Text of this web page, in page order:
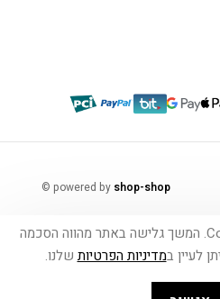
©️ powered by shop-shop
אתר זה משתמש בקבצי Cookies. המשך גלישה באתר מהווה הסכמה
לעיין במדיניות הפרטיות שלנו.